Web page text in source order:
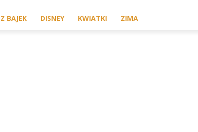
Z BAJEK DISNEY KWIATKI ZIMA